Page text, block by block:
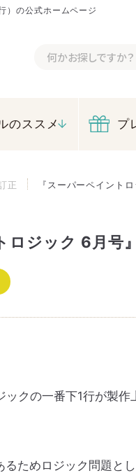
）の公式ホームページ
のススメ プ
正 『スーパーペイント
ロジック 6月号
クの一番下1行が製
ためロジック問題と